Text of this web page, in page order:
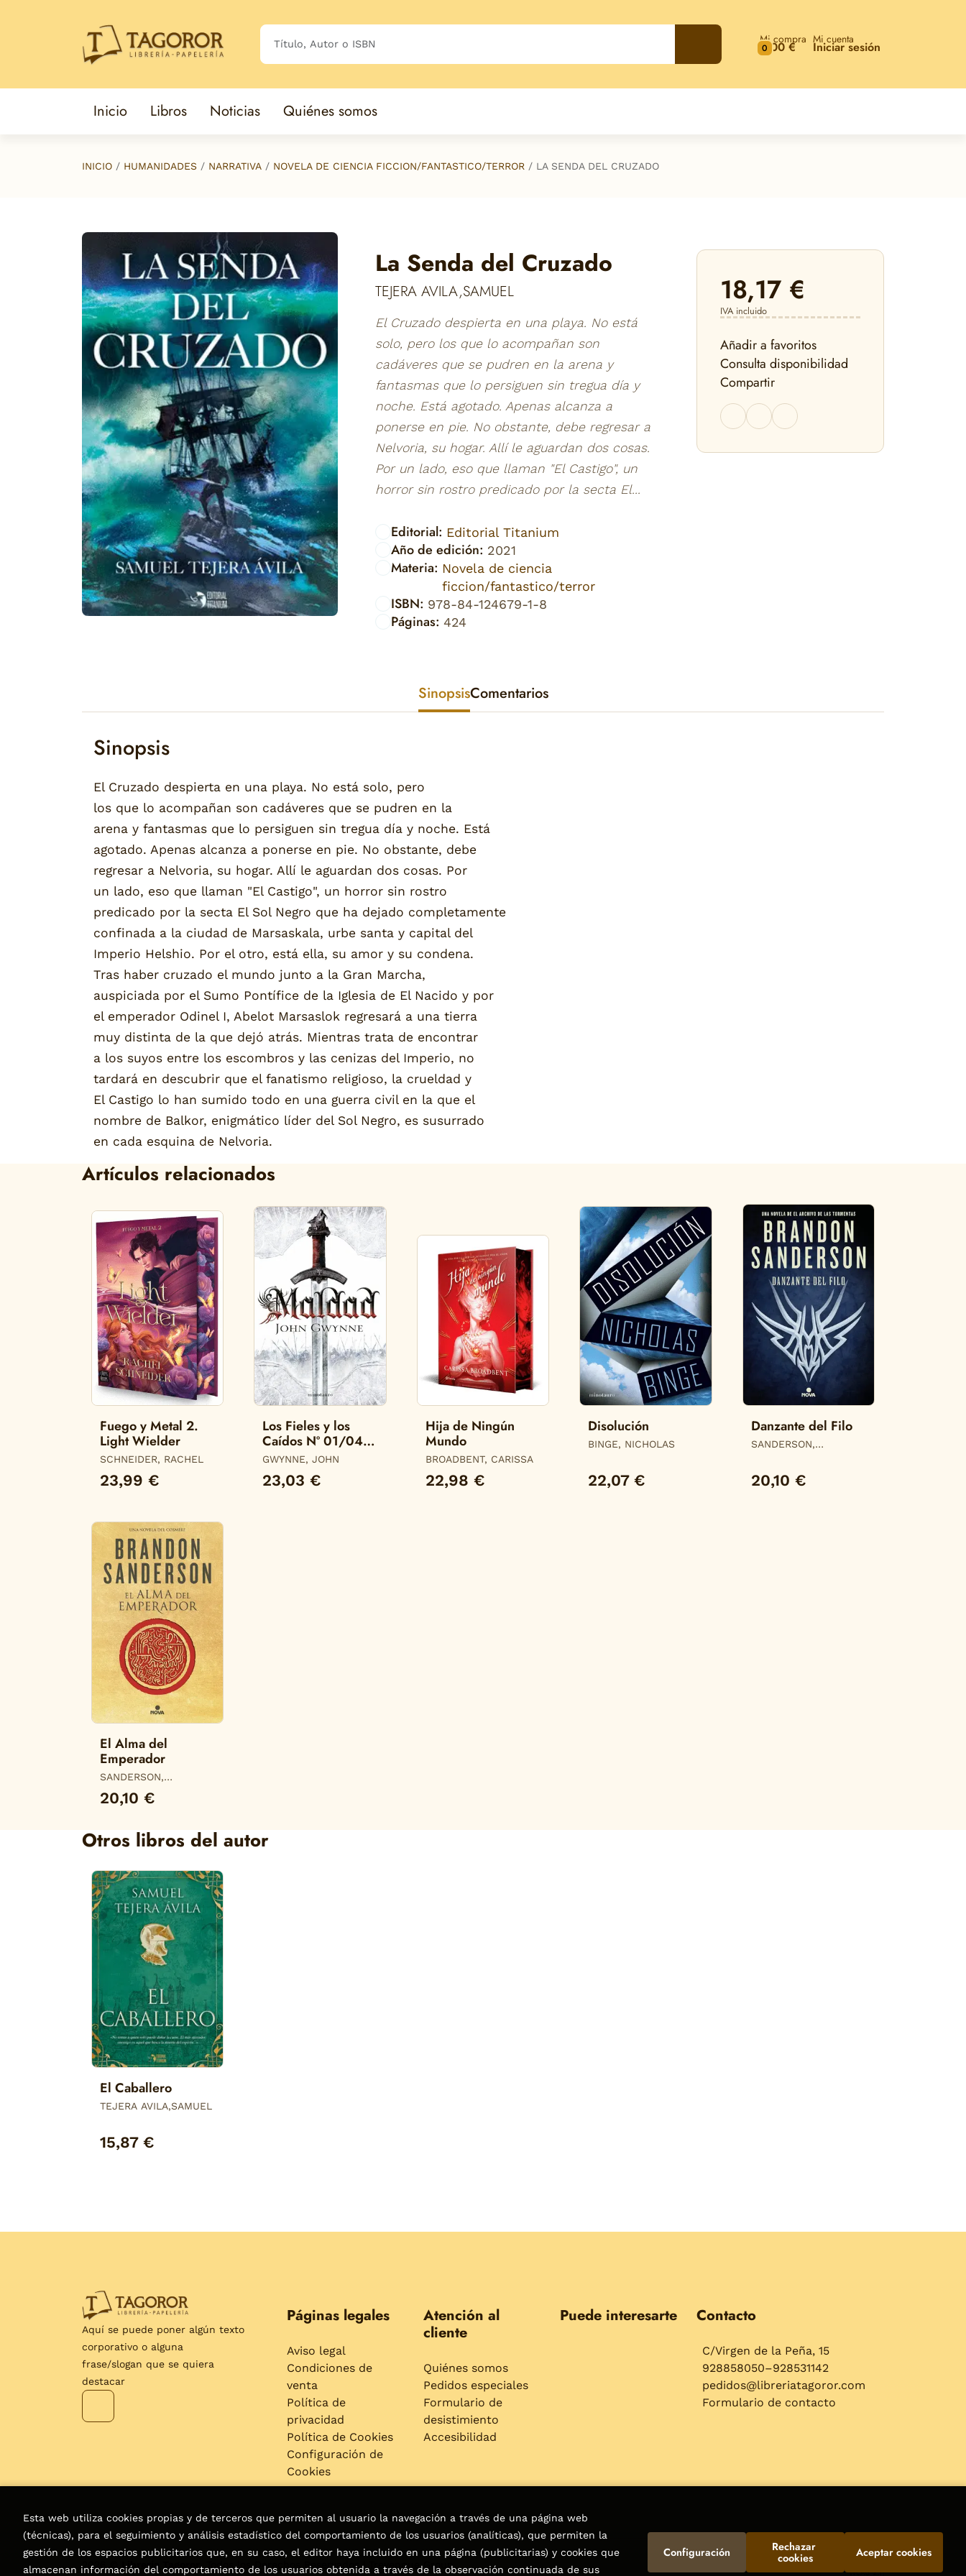
0
Mi compra
0,00 € Mi cuenta
Iniciar sesión
Inicio Libros Noticias Quiénes somos
INICIO HUMANIDADES NARRATIVA NOVELA DE CIENCIA FICCION/FANTASTICO/TERROR LA SENDA DEL CRUZADO
La Senda del Cruzado
TEJERA AVILA,SAMUEL
El Cruzado despierta en una playa. No está
solo, pero los que lo acompañan son
cadáveres que se pudren en la arena y
fantasmas que lo persiguen sin tregua día y
noche. Está agotado. Apenas alcanza a
ponerse en pie. No obstante, debe regresar a
Nelvoria, su hogar. Allí le aguardan dos cosas.
Por un lado, eso que llaman "El Castigo", un
horror sin rostro predicado por la secta El...
Editorial: Editorial Titanium
Año de edición: 2021
Materia: Novela de ciencia
ficcion/fantastico/terror
ISBN: 978-84-124679-1-8
Páginas: 424
18,17 €
IVA incluido
Añadir a favoritos
Consulta disponibilidad
Compartir
SinopsisComentarios
Sinopsis
El Cruzado despierta en una playa. No está solo, pero
los que lo acompañan son cadáveres que se pudren en la
arena y fantasmas que lo persiguen sin tregua día y noche. Está
agotado. Apenas alcanza a ponerse en pie. No obstante, debe
regresar a Nelvoria, su hogar. Allí le aguardan dos cosas. Por
un lado, eso que llaman "El Castigo", un horror sin rostro
predicado por la secta El Sol Negro que ha dejado completamente
confinada a la ciudad de Marsaskala, urbe santa y capital del
Imperio Helshio. Por el otro, está ella, su amor y su condena.
Tras haber cruzado el mundo junto a la Gran Marcha,
auspiciada por el Sumo Pontífice de la Iglesia de El Nacido y por
el emperador Odinel I, Abelot Marsaslok regresará a una tierra
muy distinta de la que dejó atrás. Mientras trata de encontrar
a los suyos entre los escombros y las cenizas del Imperio, no
tardará en descubrir que el fanatismo religioso, la crueldad y
El Castigo lo han sumido todo en una guerra civil en la que el
nombre de Balkor, enigmático líder del Sol Negro, es susurrado
en cada esquina de Nelvoria.
Artículos relacionados
Fuego y Metal 2.
Light Wielder
SCHNEIDER, RACHEL
23,99 €
Los Fieles y los
Caídos Nº 01/04
Maldad
GWYNNE, JOHN
23,03 €
Hija de Ningún
Mundo
BROADBENT, CARISSA
22,98 €
Disolución
BINGE, NICHOLAS
22,07 €
Danzante del Filo
SANDERSON,
20,10 €
El Alma del
Emperador
SANDERSON,
20,10 €
Otros libros del autor
El Caballero
TEJERA AVILA,SAMUEL
15,87 €
Aquí se puede poner algún texto
corporativo o alguna
frase/slogan que se quiera
destacar
Páginas legales
Aviso legal
Condiciones de
venta
Política de
privacidad
Política de Cookies
Configuración de
Cookies
Atención al
cliente
Quiénes somos
Pedidos especiales
Formulario de
desistimiento
Accesibilidad
Puede interesarte Contacto
C/Virgen de la Peña, 15
928858050–928531142
pedidos@libreriatagoror.com
Formulario de contacto
2026 © Librería Tagoror. Todos los Derechos Reservados | Trevenque Group
Esta web utiliza cookies propias y de terceros que permiten al usuario la navegación a través de una página web
(técnicas), para el seguimiento y análisis estadístico del comportamiento de los usuarios (analíticas), que permiten la
gestión de los espacios publicitarios que, en su caso, el editor haya incluido en una página (publicitarias) y cookies que
almacenan información del comportamiento de los usuarios obtenida a través de la observación continuada de sus
Configuración
Rechazar
cookies
Aceptar cookies